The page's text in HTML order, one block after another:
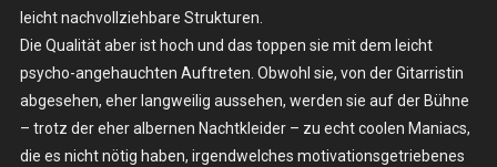
leicht nachvollziehbare Strukturen.
Die Qualität aber ist hoch und das toppen sie mit dem leicht
psycho-angehauchten Auftreten. Obwohl sie, von der Gitarristin
abgesehen, eher langweilig aussehen, werden sie auf der Bühne
– trotz der eher albernen Nachtkleider – zu echt coolen Maniacs,
die es nicht nötig haben, irgendwelches motivationsgetriebenes